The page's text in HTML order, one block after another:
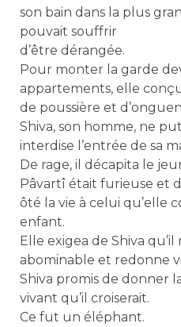
son bain dans la plus
pouvait souffrir
d’être dérangée.
Pour monter la garde
appartements, elle
de poussière et
Shiva, son homme, ne
interdise l’entrée de sa
De rage, il décapita le
Pâvartî était furieuse et
ôté la vie à celui qu’elle
enfant.
Elle exigea de Shiva
abominable et redonne
Shiva promis de donner
vivant qu’il croiserait.
Ce fut un éléphant.